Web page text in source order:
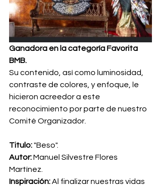
Ganadora en la categoría Favorita
BMB.
Su contenido, así como luminosidad,
contraste de colores, y enfoque, le
hicieron acreedor a este
reconocimiento por parte de nuestro
Comité Organizador.
Titulo: "Beso".
Autor: Manuel Silvestre Flores
Martínez.
Inspiración: Al finalizar nuestras vidas